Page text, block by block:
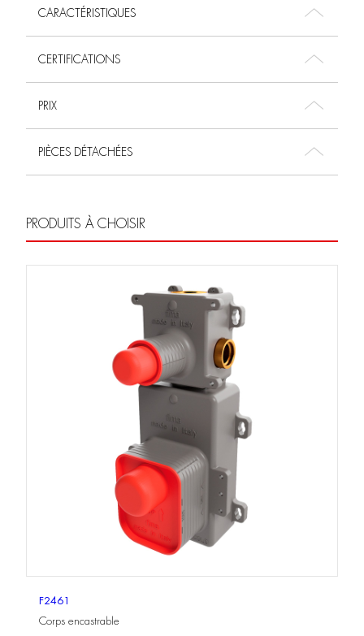
CARACTÉRISTIQUES
CERTIFICATIONS
PRIX
PIÈCES DÉTACHÉES
PRODUITS À CHOISIR
F2461
Corps encastrable